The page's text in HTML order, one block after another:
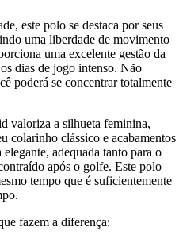
este polo se destaca por seus
uma liberdade de movimento
uma excelente gestão da
dias de jogo intenso. Não
poderá se concentrar totalmente
valoriza a silhueta feminina,
colarinho clássico e acabamentos
adequada tanto para o
após o golfe. Este polo
tempo que é suficientemente
fazem a diferença: